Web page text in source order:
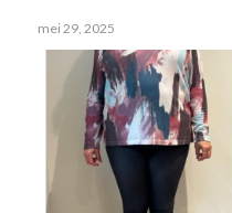
mei 29, 2025